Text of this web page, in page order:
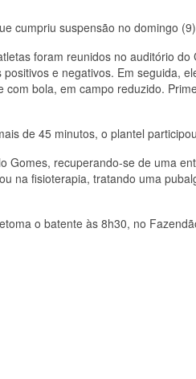
cumpriu suspensão no domingo
foram reunidos no auditório
e negativos. Em seguida,
com bola, em campo reduzido.
de 45 minutos, o plantel
Gomes, recuperando-se de uma
na fisioterapia, tratando uma
o batente às 8h30, no